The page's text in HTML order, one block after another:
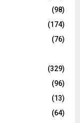
(98)
(174)
(76)
(329)
(96)
(13)
(64)